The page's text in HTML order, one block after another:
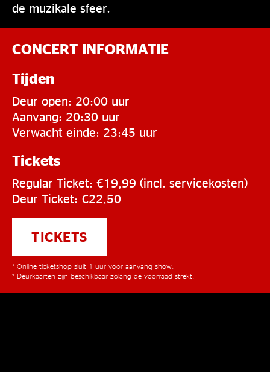
de muzikale sfeer.
CONCERT INFORMATIE
Tijden
Deur open: 20:00 uur
Aanvang: 20:30 uur
Verwacht einde: 23:45 uur
Tickets
Regular Ticket: €19,99 (incl. servicekosten)
Deur Ticket: €22,50
TICKETS
* Online ticketshop sluit 1 uur voor aanvang show.
* Deurkaarten zijn beschikbaar zolang de voorraad strekt.